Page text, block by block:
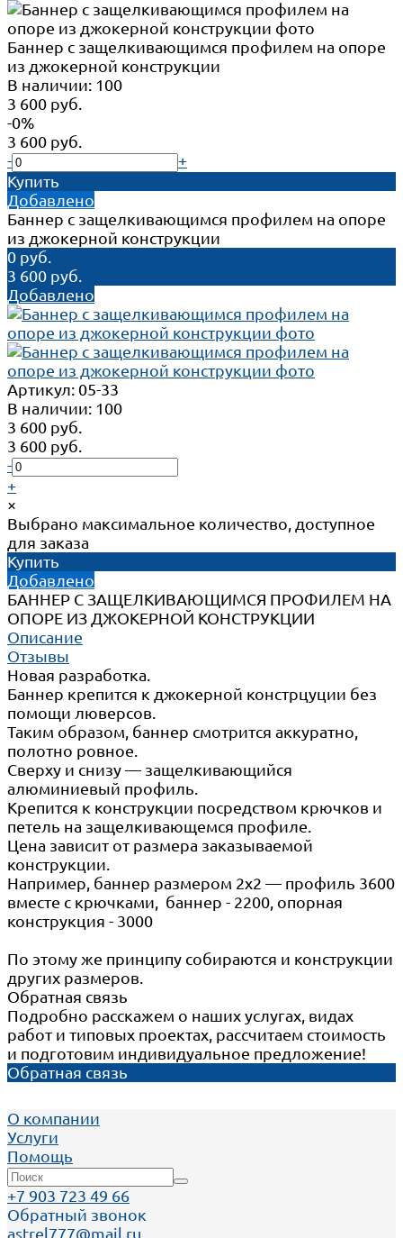
Баннер с защелкивающимся профилем на опоре
из джокерной конструкции
В наличии: 100
3 600 руб.
-0%
3 600 руб.
-
+
Купить
Добавлено
Баннер с защелкивающимся профилем на опоре
из джокерной конструкции
0 руб.
3 600 руб.
Добавлено
Артикул: 05-33
В наличии: 100
3 600 руб.
3 600 руб.
-
+
×
Выбрано максимальное количество, доступное
для заказа
Купить
Добавлено
БАННЕР С ЗАЩЕЛКИВАЮЩИМСЯ ПРОФИЛЕМ НА
ОПОРЕ ИЗ ДЖОКЕРНОЙ КОНСТРУКЦИИ
Описание
Отзывы
Новая разработка.
Баннер крепится к джокерной констрцуции без
помощи люверсов.
Таким образом, баннер смотрится аккуратно,
полотно ровное.
Сверху и снизу — защелкивающийся
алюминиевый профиль.
Крепится к конструкции посредством крючков и
петель на защелкивающемся профиле.
Цена зависит от размера заказываемой
конструкции.
Например, баннер размером 2х2 — профиль 3600
вместе с крючками, баннер - 2200, опорная
конструкция - 3000
По этому же принципу собираются и конструкции
других размеров.
Обратная связь
Подробно расскажем о наших услугах, видах
работ и типовых проектах, рассчитаем стоимость
и подготовим индивидуальное предложение!
Обратная связь
О компании
Услуги
Помощь
+7 903 723 49 66
Обратный звонок
astrel777@mail.ru